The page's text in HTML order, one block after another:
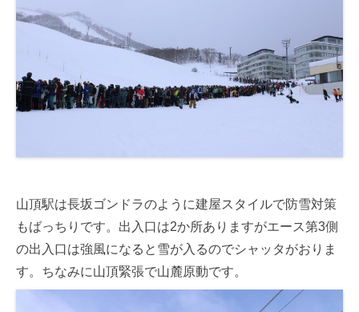
山頂駅は長坂ゴンドラのように建屋スタイルで防雪対策
もばっちりです。出入口は2か所ありますがエース第3側
の出入口は強風になると雪が入るのでシャッタがおりま
す。ちなみに山頂緊張で山麓原動です。